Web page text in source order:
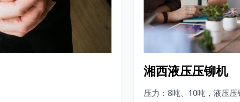
湘西液压压铆机
压力：8吨、10吨，液压压